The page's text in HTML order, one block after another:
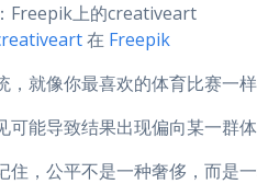
在 Freepik
，就像你最喜欢的体育比赛一样
可能导致结果出现偏向某一群
住，公平不是一种奢侈，而是一